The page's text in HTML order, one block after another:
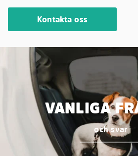
Kontakta oss
VANLIGA
och svar